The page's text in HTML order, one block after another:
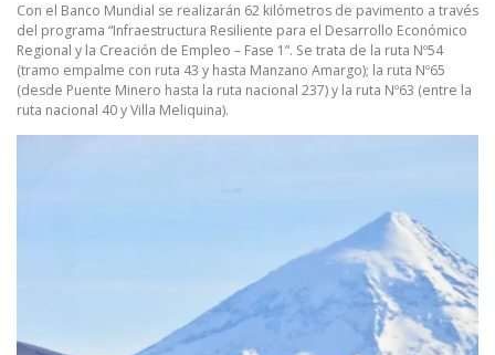
Con el Banco Mundial se realizarán 62 kilómetros de pavimento a través
del programa “Infraestructura Resiliente para el Desarrollo Económico
Regional y la Creación de Empleo – Fase 1”. Se trata de la ruta Nº54
(tramo empalme con ruta 43 y hasta Manzano Amargo); la ruta Nº65
(desde Puente Minero hasta la ruta nacional 237) y la ruta Nº63 (entre la
ruta nacional 40 y Villa Meliquina).